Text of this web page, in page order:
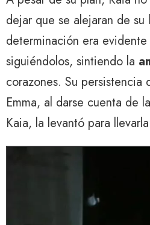
dejar que se alejaran de su
determinación era
siguiéndolos, sintiendo la
corazones. Su persistencia
Emma, ​​al darse cuenta de
Kaia, la levantó para